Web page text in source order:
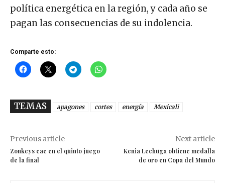
política energética en la región, y cada año se
pagan las consecuencias de su indolencia.
Comparte esto:
TEMAS apagones cortes energía Mexicali
Previous article
Zonkeys cae en el quinto juego
de la final
Next article
Kenia Lechuga obtiene medalla
de oro en Copa del Mundo